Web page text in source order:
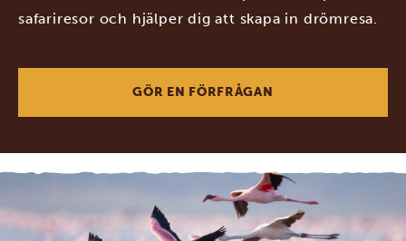
safariresor och hjälper dig att skapa in drömresa.
GÖR EN FÖRFRÅGAN